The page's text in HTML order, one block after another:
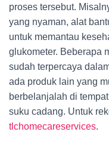
proses tersebut.
yang nyaman, alat
untuk memantau
glukometer. Beberapa
sudah terpercaya
ada produk lain yang
berbelanjalah di
suku cadang. Untuk
tlchomecareservices.